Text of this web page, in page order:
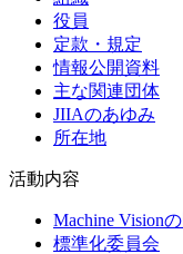
役員
定款・規定
情報公開資料
主な関連団体
JIIAのあゆみ
所在地
活動内容
Machine Vision
標準化委員会